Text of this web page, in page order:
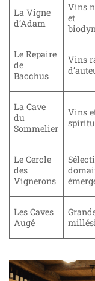
La Vigne
d’Adam
Vins
et
Le Repaire
de
Bacchus
Vins
La Cave
du
Sommelier
Vins
Le Cercle
des
Vignerons
Les Caves
Augé